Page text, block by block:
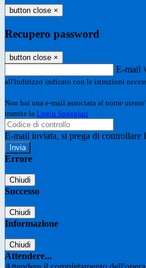
button close ×
Recupero password
button close ×
E-mail
all'indirizzo indicato con le istruzioni
Non hai una e-mail associata al nome
tramite la Login Spaggiari
E-mail inviata, si prega di controllare
Errore
Chiudi
Successo
Chiudi
Informazione
Chiudi
Attendere...